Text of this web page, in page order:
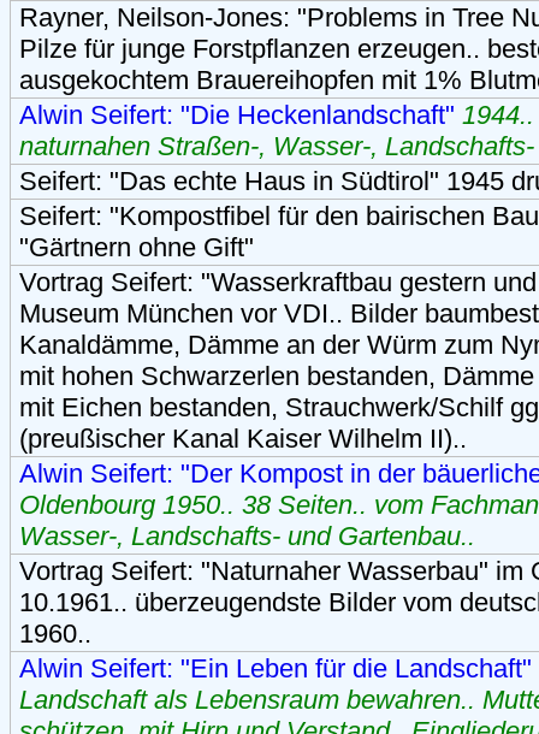
Rayner, Neilson-Jones: "Problems in Tree
Pilze für junge Forstpflanzen erzeugen..
ausgekochtem Brauereihopfen mit 1%
Alwin Seifert: "Die Heckenlandschaft"
naturnahen Straßen-, Wasser-,
Seifert: "Das echte Haus in Südtirol" 1945
Seifert: "Kompostfibel für den bairischen
"Gärtnern ohne Gift"
Vortrag Seifert: "Wasserkraftbau gestern
Museum München vor VDI.. Bilder
Kanaldämme, Dämme an der Würm zum
mit hohen Schwarzerlen bestanden,
mit Eichen bestanden, Strauchwerk/Schilf
(preußischer Kanal Kaiser Wilhelm II)..
Alwin Seifert: "Der Kompost in der
Oldenbourg 1950.. 38 Seiten.. vom
Wasser-, Landschafts- und Gartenbau..
Vortrag Seifert: "Naturnaher Wasserbau" im
10.1961.. überzeugendste Bilder vom
1960..
Alwin Seifert: "Ein Leben für die Landschaft"
Landschaft als Lebensraum bewahren..